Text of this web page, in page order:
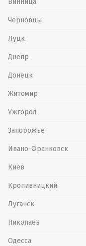
Черновцы
Луцк
Днепр
Донецк
Житомир
Ужгород
Запорожье
Ивано-Франковск
Киев
Кропивницкий
Луганск
Николаев
Одесса